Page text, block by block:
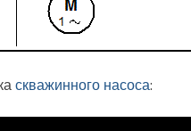
скважинного насоса: